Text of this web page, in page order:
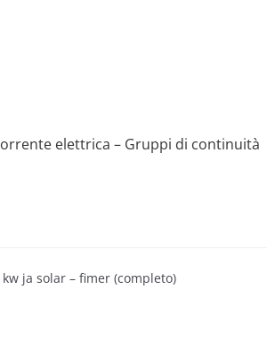
elettrica – Gruppi di continuità
Sample Page Shop
ja solar – fimer (completo)